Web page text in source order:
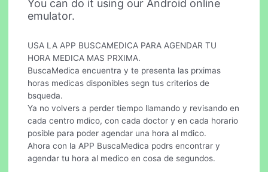
You can do it using our Android online
emulator.
USA LA APP BUSCAMEDICA PARA AGENDAR TU
HORA MEDICA MAS PRXIMA.
BuscaMedica encuentra y te presenta las prximas
horas medicas disponibles segn tus criterios de
bsqueda.
Ya no volvers a perder tiempo llamando y revisando en
cada centro mdico, con cada doctor y en cada horario
posible para poder agendar una hora al mdico.
Ahora con la APP BuscaMedica podrs encontrar y
agendar tu hora al medico en cosa de segundos.